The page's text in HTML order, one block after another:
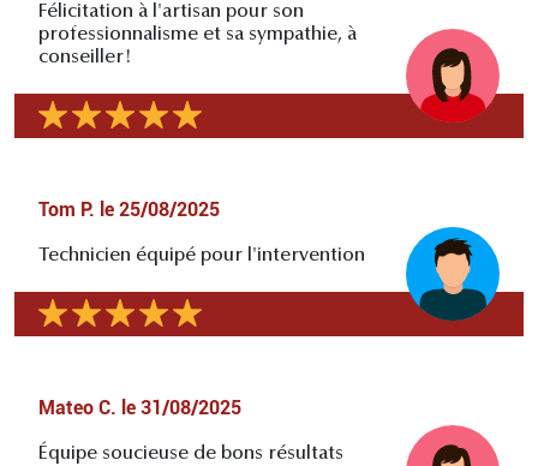
Félicitation à l'artisan pour son
professionnalisme et sa sympathie, à
conseiller!
Tom P. le 25/08/2025
Technicien équipé pour l'intervention
Mateo C. le 31/08/2025
Équipe soucieuse de bons résultats